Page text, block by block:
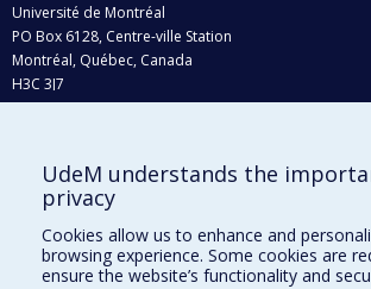
Université de Montréal
PO Box 6128, Centre-ville Station
Montréal, Québec, Canada
H3C 3J7
Who does what?
Find us
Site map
UdeM understands the
privacy
Cookies allow us to enhance and
browsing experience. Some cookies are
ensure the website’s functionality and